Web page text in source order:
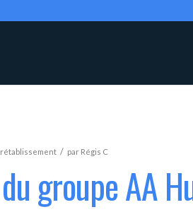
/ par Régis C
groupe AA